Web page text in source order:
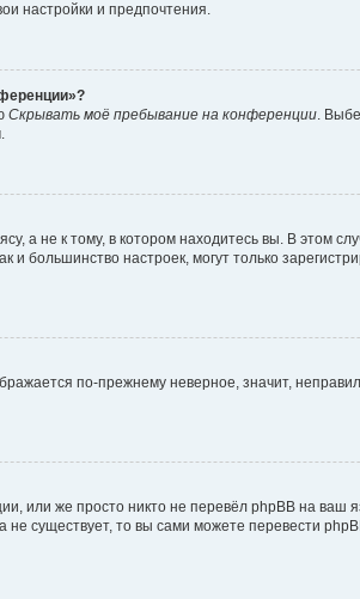
настройки и предпочтения.
Скрывать моё пребывание на конференции.
а не к тому, в котором находитесь вы. В этом
и большинство настроек, могут только
по-прежнему неверное, значит,
или же просто никто не перевёл phpBB на
не существует, то вы сами можете перевести